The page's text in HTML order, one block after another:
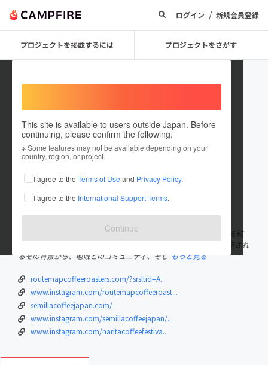
ログイン / 新規会員登録
プロジェクトを掲載するには プロジェクトをさがす
This site is available to users outside Japan. Before
continuing, please confirm the following.
※ Some features may not be available depending on your
country, region, or project.
I agree to the Terms of Use and Privacy Policy.
I agree to the International Support Terms.
Continue
ROUTEMAP COFFEE ROASTERS
これまでに5回支援して2件のプロジェクトを投稿しています
在住国：日本 現在地：千葉県
出身国：日本 出身地：千葉県
"ROUTEMAP"───コーヒーをきっかけに広がり、繋がる。道筋を結
び描かれていく地図のように。 千葉県成田市にて、コーヒーが生産され
るその背景から、地域とのコミュニティ、そし もっと見る
routemapcoffeeroasters.com/?srsltid=A...
www.instagram.com/routemapcoffeeroast...
semillacoffeejapan.com/
www.instagram.com/semillacoffeejapan/...
www.instagram.com/naritacoffeefestiva...